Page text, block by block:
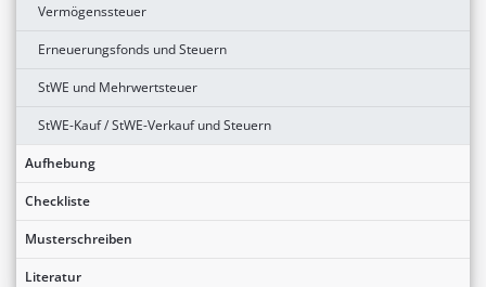
Vermögenssteuer
Erneuerungsfonds und Steuern
StWE und Mehrwertsteuer
StWE-Kauf / StWE-Verkauf und Steuern
Aufhebung
Checkliste
Musterschreiben
Literatur